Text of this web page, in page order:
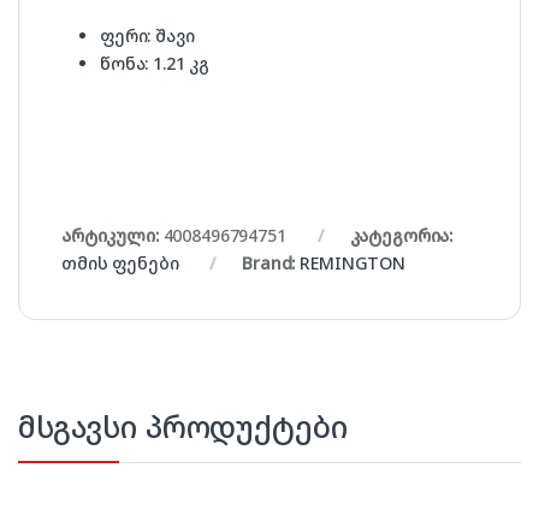
ფერი: შავი
წონა: 1.21 კგ
არტიკული: 4008496794751
კატეგორია:
თმის ფენები
Brand: REMINGTON
მსგავსი პროდუქტები